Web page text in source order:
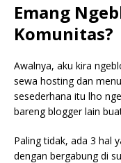
Emang
Komunitas?
Awalnya, aku kira
sewa hosting dan
sesederhana itu lho
bareng blogger lain
Paling tidak, ada 3 hal
dengan bergabung di